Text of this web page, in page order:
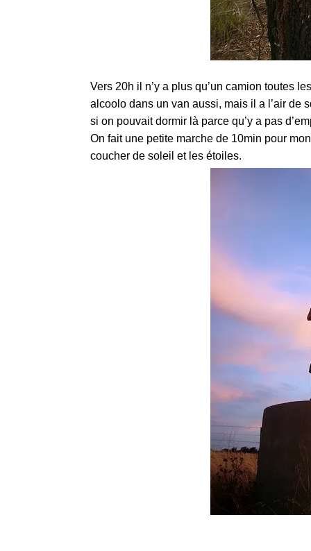
Vers 20h il n’y a plus qu’un camion toutes
alcoolo dans un van aussi, mais il a l’air de
si on pouvait dormir là parce qu’y a pas
On fait une petite marche de 10min pour
coucher de soleil et les étoiles.